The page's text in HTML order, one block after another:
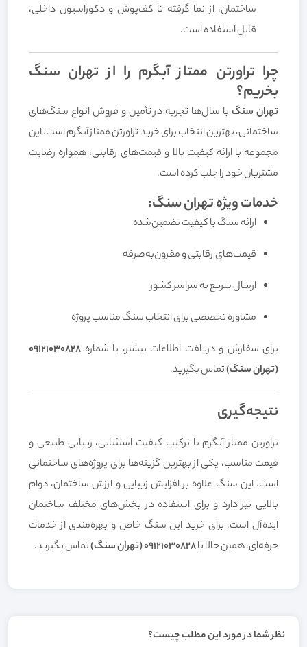
ساختمان، از نما گرفته تا کف‌پوش و دکوراسیون داخلی،
قابل استفاده است.
چرا تراورتن ممتاز آبگرم را از تهران سنگ
بخریم؟
تهران سنگبا سال‌ها تجربه در تأمین و فروش انواع سنگ‌های
ساختمانی، بهترین انتخاب برای خرید تراورتن ممتاز آبگرم است. این
مجموعه با ارائه کیفیت بالا و قیمت‌های رقابتی، همواره رضایت
مشتریان خود را جلب کرده است.
خدمات ویژه تهران سنگ:
ارائه سنگ با کیفیت تضمین‌شده
قیمت‌های رقابتی و مقرون‌به‌صرفه
ارسال سریع به سراسر کشور
مشاوره تخصصی برای انتخاب سنگ مناسب پروژه
برای سفارش و دریافت اطلاعات بیشتر، با شماره 09121030828
(تهران سنگ)تماس بگیرید.
نتیجه‌گیری
تراورتن ممتاز آبگرم با ترکیب کیفیت استثنایی، زیبایی طبیعی و
قیمت مناسب، یکی از بهترین گزینه‌ها برای پروژه‌های ساختمانی
است. این سنگ علاوه بر افزایش زیبایی و ارزش ساختمان، دوام
بالایی نیز دارد و برای استفاده در بخش‌های مختلف ساختمان
ایده‌آل است. برای خرید این سنگ خاص و بهره‌مندی از خدمات
حرفه‌ای، همین حالا با09121030828 (تهران سنگ) تماس بگیرید.
نظر شما در مورد این مطلب چیست؟